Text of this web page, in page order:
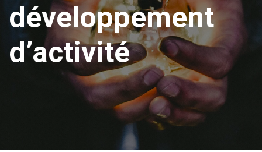
développement
d’activité